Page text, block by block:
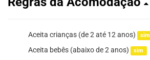
Aceita crianças (de 2 até 12 anos) sim
Aceita bebês (abaixo de 2 anos) sim